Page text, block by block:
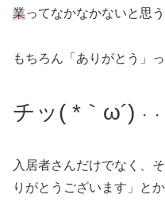
業ってなかなかないと思
もちろん「ありがとう」
チッ( *｀ω´) ・
入居者さんだけでなく、
りがとうございます」と